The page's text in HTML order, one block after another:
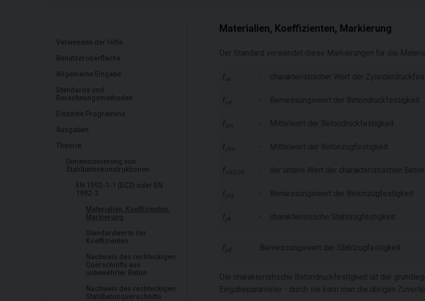
Verwenden der Hilfe
Benutzeroberfläche
Allgemeine Eingabe
Standards und
Berechnungsmethoden
Einzelne Programme
Ausgaben
Theorie
Dimensionierung von
Stahlbetonkonstruktionen
EN 1992-1-1 (EC2) oder EN
1992-2
Materialien, Koeffizienten,
Markierung
Standardwerte der
Koeffizienten
Nachweis des rechteckigen
Querschnitts aus
unbewehrter Beton
Nachweis des rechteckigen
Stahlbetonquerschnitts
Materialien, Koeffizienten, Markierung
Der Standard verwendet diese Markierungen für die
f ck - charakteristischer Wert der
f cd - Bemessungswert der Betondruckfestigkeit
f cm - Mittelwert der Betondruckfestigkeit
f ctm - Mittelwert der Betonzugfestigkeit
f ctk0,05 - der untere Wert der charakteristischen
f ctd - Bemessungswert der Betonzugfestigkeit
fyk - charakteristische Stahlzugfestigkeit
fyd Bemessungswert der Stahlzugfestigkeit
Die charakteristische Betondruckfestigkeit ist der
Eingabeparameter - durch sie kann man die übrigen